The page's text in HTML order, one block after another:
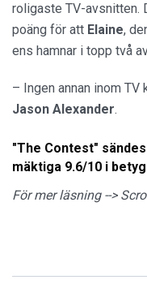
roligaste TV-avsnitten.
poäng för att Elaine,
ens hamnar i topp två
– Ingen annan inom TV
Jason Alexander.
"The Contest"
mäktiga 9.6/10 i
För mer läsning -->